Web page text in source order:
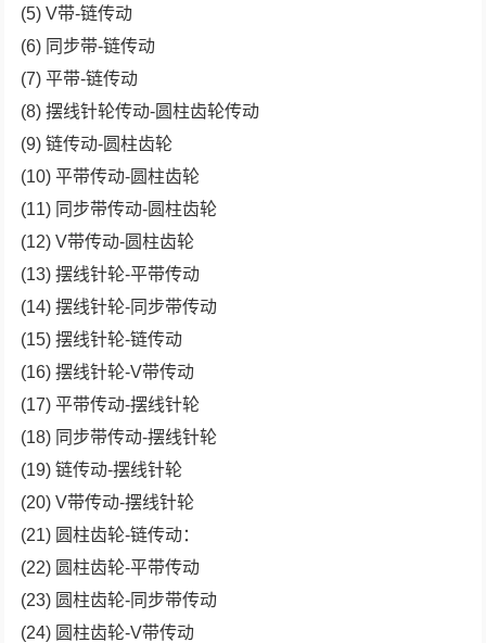
(5) V带-链传动
(6) 同步带-链传动
(7) 平带-链传动
(8) 摆线针轮传动-圆柱齿轮传动
(9) 链传动-圆柱齿轮
(10) 平带传动-圆柱齿轮
(11) 同步带传动-圆柱齿轮
(12) V带传动-圆柱齿轮
(13) 摆线针轮-平带传动
(14) 摆线针轮-同步带传动
(15) 摆线针轮-链传动
(16) 摆线针轮-V带传动
(17) 平带传动-摆线针轮
(18) 同步带传动-摆线针轮
(19) 链传动-摆线针轮
(20) V带传动-摆线针轮
(21) 圆柱齿轮-链传动：
(22) 圆柱齿轮-平带传动
(23) 圆柱齿轮-同步带传动
(24) 圆柱齿轮-V带传动